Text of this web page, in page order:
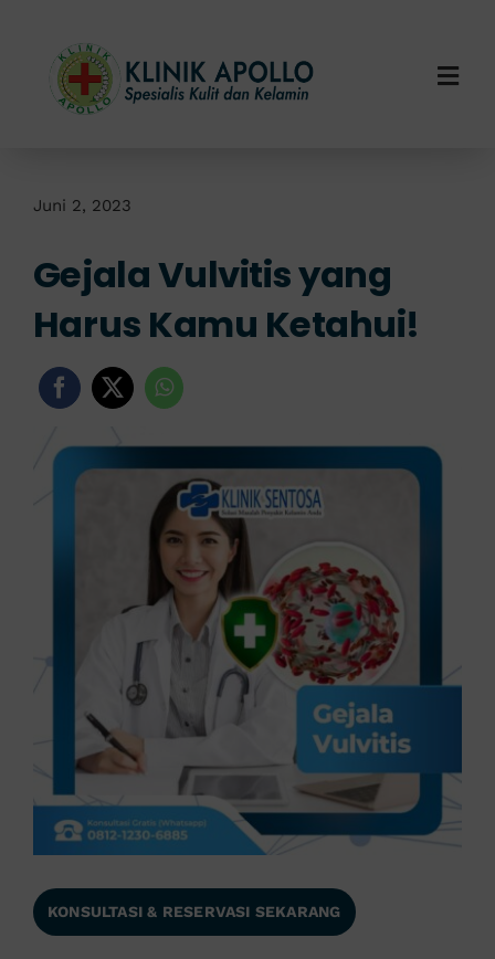
content
Layanan Kami
Info Klinik
Juni 2, 2023
Gejala Vulvitis yang
Harus Kamu Ketahui!
KONSULTASI & RESERVASI SEKARANG